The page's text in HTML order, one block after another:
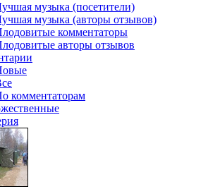
музыка (посетители)
музыка (авторы отзывов)
комментаторы
авторы отзывов
комментаторам